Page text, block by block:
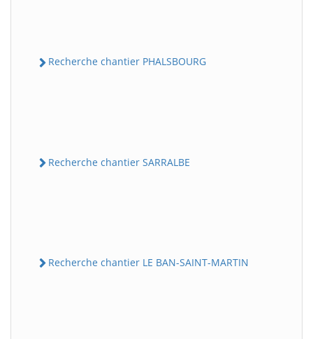
Recherche chantier PHALSBOURG
Recherche chantier SARRALBE
Recherche chantier LE BAN-SAINT-MARTIN